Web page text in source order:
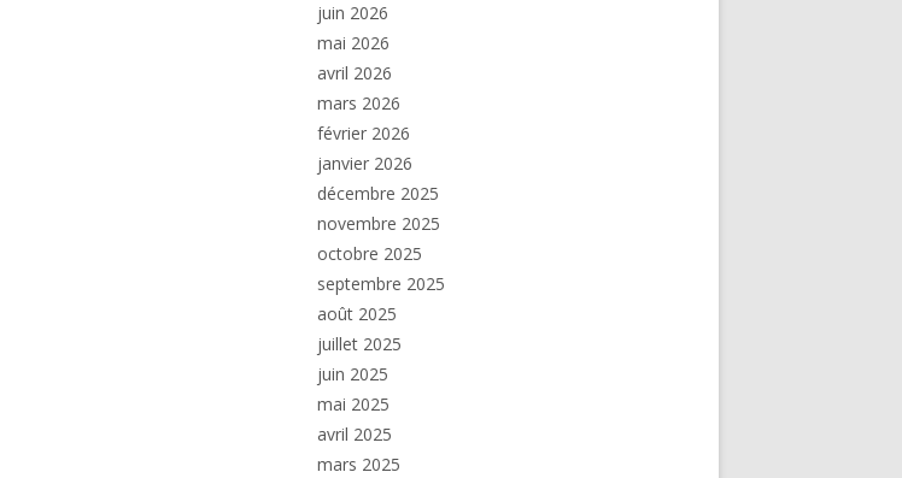
juin 2026
mai 2026
avril 2026
mars 2026
février 2026
janvier 2026
décembre 2025
novembre 2025
octobre 2025
septembre 2025
août 2025
juillet 2025
juin 2025
mai 2025
avril 2025
mars 2025